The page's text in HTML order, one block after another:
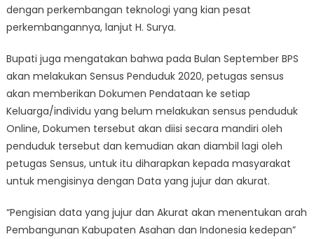
dengan perkembangan teknologi yang kian pesat
perkembangannya, lanjut H. Surya.
Bupati juga mengatakan bahwa pada Bulan September BPS
akan melakukan Sensus Penduduk 2020, petugas sensus
akan memberikan Dokumen Pendataan ke setiap
Keluarga/individu yang belum melakukan sensus penduduk
Online, Dokumen tersebut akan diisi secara mandiri oleh
penduduk tersebut dan kemudian akan diambil lagi oleh
petugas Sensus, untuk itu diharapkan kepada masyarakat
untuk mengisinya dengan Data yang jujur dan akurat.
“Pengisian data yang jujur dan Akurat akan menentukan arah
Pembangunan Kabupaten Asahan dan Indonesia kedepan”